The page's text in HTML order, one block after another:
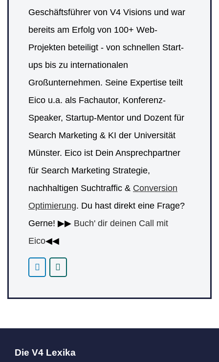
Geschäftsführer von V4 Visions und war
bereits am Erfolg von 100+ Web-
Projekten beteiligt - von schnellen Start-
ups bis zu internationalen
Großunternehmen. Seine Expertise teilt
Eico u.a. als Fachautor, Konferenz-
Speaker, Startup-Mentor und Dozent für
Search Marketing & KI der Universität
Münster. Eico ist Dein Ansprechpartner
für Search Marketing Strategie,
nachhaltigen Suchtraffic & Conversion
Optimierung. Du hast direkt eine Frage?
Gerne! ▶▶ Buch' dir deinen Call mit
Eico◀◀
Die V4 Lexika